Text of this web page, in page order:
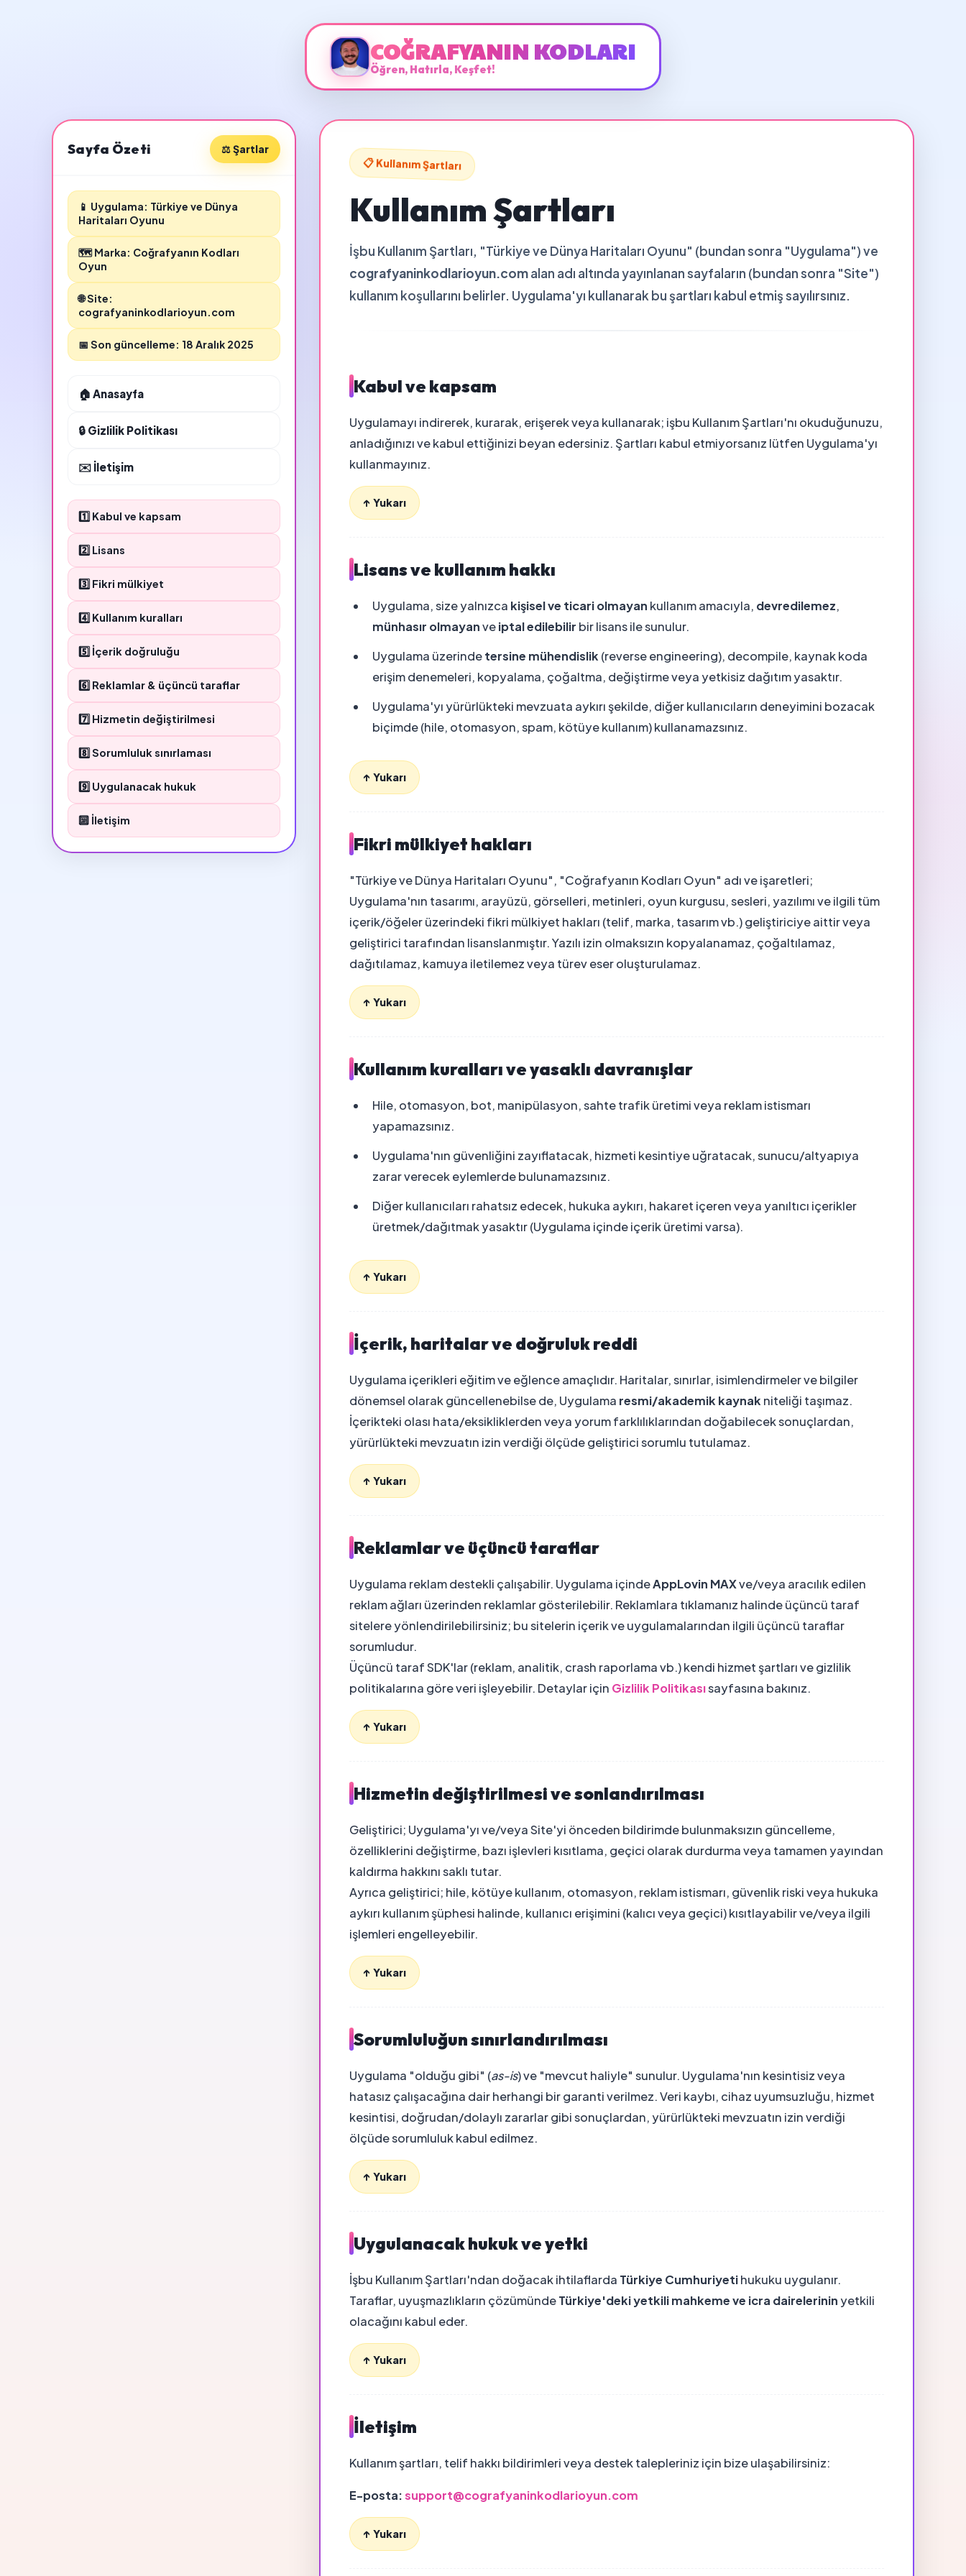
COĞRAFYANIN KODLARI
Öğren, Hatırla, Keşfet!
Sayfa Özeti ⚖️ Şartlar
📱 Uygulama: Türkiye ve Dünya
Haritaları Oyunu
🗺️ Marka: Coğrafyanın Kodları
Oyun
🌐 Site:
cografyaninkodlarioyun.com
📅 Son güncelleme: 18 Aralık 2025
🏠 Anasayfa
🔒 Gizlilik Politikası
✉️ İletişim
1️⃣ Kabul ve kapsam
2️⃣ Lisans
3️⃣ Fikri mülkiyet
4️⃣ Kullanım kuralları
5️⃣ İçerik doğruluğu
6️⃣ Reklamlar & üçüncü taraflar
7️⃣ Hizmetin değiştirilmesi
8️⃣ Sorumluluk sınırlaması
9️⃣ Uygulanacak hukuk
🔟 İletişim
📋 Kullanım Şartları
Kullanım Şartları
İşbu Kullanım Şartları, "Türkiye ve Dünya Haritaları Oyunu" (bundan sonra "Uygulama") ve
cografyaninkodlarioyun.comalan adı altında yayınlanan sayfaların (bundan sonra "Site")
kullanım koşullarını belirler. Uygulama'yı kullanarak bu şartları kabul etmiş sayılırsınız.
Kabul ve kapsam
Uygulamayı indirerek, kurarak, erişerek veya kullanarak; işbu Kullanım Şartları'nı okuduğunuzu,
anladığınızı ve kabul ettiğinizi beyan edersiniz. Şartları kabul etmiyorsanız lütfen Uygulama'yı
kullanmayınız.
↑ Yukarı
Lisans ve kullanım hakkı
Uygulama, size yalnızca kişisel ve ticari olmayan kullanım amacıyla, devredilemez,
münhasır olmayanveiptal edilebilir bir lisans ile sunulur.
Uygulama üzerindetersine mühendislik (reverse engineering), decompile, kaynak koda
erişim denemeleri, kopyalama, çoğaltma, değiştirme veya yetkisiz dağıtım yasaktır.
Uygulama'yı yürürlükteki mevzuata aykırı şekilde, diğer kullanıcıların deneyimini bozacak
biçimde (hile, otomasyon, spam, kötüye kullanım) kullanamazsınız.
↑ Yukarı
Fikri mülkiyet hakları
"Türkiye ve Dünya Haritaları Oyunu", "Coğrafyanın Kodları Oyun" adı ve işaretleri;
Uygulama'nın tasarımı, arayüzü, görselleri, metinleri, oyun kurgusu, sesleri, yazılımı ve ilgili tüm
içerik/öğeler üzerindeki fikri mülkiyet hakları (telif, marka, tasarım vb.) geliştiriciye aittir veya
geliştirici tarafından lisanslanmıştır. Yazılı izin olmaksızın kopyalanamaz, çoğaltılamaz,
dağıtılamaz, kamuya iletilemez veya türev eser oluşturulamaz.
↑ Yukarı
Kullanım kuralları ve yasaklı davranışlar
Hile, otomasyon, bot, manipülasyon, sahte trafik üretimi veya reklam istismarı
yapamazsınız.
Uygulama'nın güvenliğini zayıflatacak, hizmeti kesintiye uğratacak, sunucu/altyapıya
zarar verecek eylemlerde bulunamazsınız.
Diğer kullanıcıları rahatsız edecek, hukuka aykırı, hakaret içeren veya yanıltıcı içerikler
üretmek/dağıtmak yasaktır (Uygulama içinde içerik üretimi varsa).
↑ Yukarı
İçerik, haritalar ve doğruluk reddi
Uygulama içerikleri eğitim ve eğlence amaçlıdır. Haritalar, sınırlar, isimlendirmeler ve bilgiler
dönemsel olarak güncellenebilse de, Uygulama resmi/akademik kaynak niteliği taşımaz.
İçerikteki olası hata/eksikliklerden veya yorum farklılıklarından doğabilecek sonuçlardan,
yürürlükteki mevzuatın izin verdiği ölçüde geliştirici sorumlu tutulamaz.
↑ Yukarı
Reklamlar ve üçüncü taraflar
Uygulama reklam destekli çalışabilir. Uygulama içindeAppLovin MAXve/veya aracılık edilen
reklam ağları üzerinden reklamlar gösterilebilir. Reklamlara tıklamanız halinde üçüncü taraf
sitelere yönlendirilebilirsiniz; bu sitelerin içerik ve uygulamalarından ilgili üçüncü taraflar
sorumludur.
Üçüncü taraf SDK'lar (reklam, analitik, crash raporlama vb.) kendi hizmet şartları ve gizlilik
politikalarına göre veri işleyebilir. Detaylar için Gizlilik Politikasısayfasına bakınız.
↑ Yukarı
Hizmetin değiştirilmesi ve sonlandırılması
Geliştirici; Uygulama'yı ve/veya Site'yi önceden bildirimde bulunmaksızın güncelleme,
özelliklerini değiştirme, bazı işlevleri kısıtlama, geçici olarak durdurma veya tamamen yayından
kaldırma hakkını saklı tutar.
Ayrıca geliştirici; hile, kötüye kullanım, otomasyon, reklam istismarı, güvenlik riski veya hukuka
aykırı kullanım şüphesi halinde, kullanıcı erişimini (kalıcı veya geçici) kısıtlayabilir ve/veya ilgili
işlemleri engelleyebilir.
↑ Yukarı
Sorumluluğun sınırlandırılması
Uygulama "olduğu gibi" (as-is) ve "mevcut haliyle" sunulur. Uygulama'nın kesintisiz veya
hatasız çalışacağına dair herhangi bir garanti verilmez. Veri kaybı, cihaz uyumsuzluğu, hizmet
kesintisi, doğrudan/dolaylı zararlar gibi sonuçlardan, yürürlükteki mevzuatın izin verdiği
ölçüde sorumluluk kabul edilmez.
↑ Yukarı
Uygulanacak hukuk ve yetki
İşbu Kullanım Şartları'ndan doğacak ihtilaflarda Türkiye Cumhuriyetihukuku uygulanır.
Taraflar, uyuşmazlıkların çözümündeTürkiye'deki yetkili mahkeme ve icra dairelerininyetkili
olacağını kabul eder.
↑ Yukarı
İletişim
Kullanım şartları, telif hakkı bildirimleri veya destek talepleriniz için bize ulaşabilirsiniz:
E-posta:support@cografyaninkodlarioyun.com
↑ Yukarı